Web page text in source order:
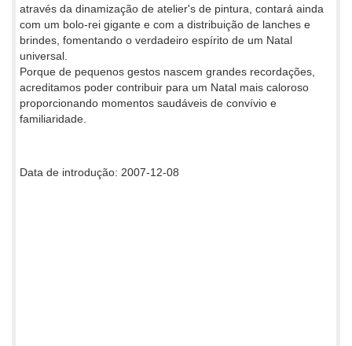
através da dinamização de atelier's de pintura, contará ainda
com um bolo-rei gigante e com a distribuição de lanches e
brindes, fomentando o verdadeiro espírito de um Natal
universal.
Porque de pequenos gestos nascem grandes recordações,
acreditamos poder contribuir para um Natal mais caloroso
proporcionando momentos saudáveis de convívio e
familiaridade.
Data de introdução: 2007-12-08